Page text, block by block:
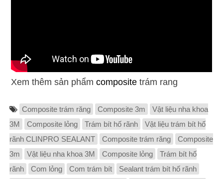
Xem thêm sản phẩm compositetrám rang
Composite trám răng Composite 3m
Vật liệu nha khoa
3M
Composite lỏng Trám bít hố rãnh
Vật liệu trám bít hố
rãnh CLINPRO SEALANT
Composite trám răng
Composite
3m
Vật liệu nha khoa 3M Composite lỏng
Trám bít hố
rãnh
Com lỏng Com trám bít
Sealant trám bít hố rãnh